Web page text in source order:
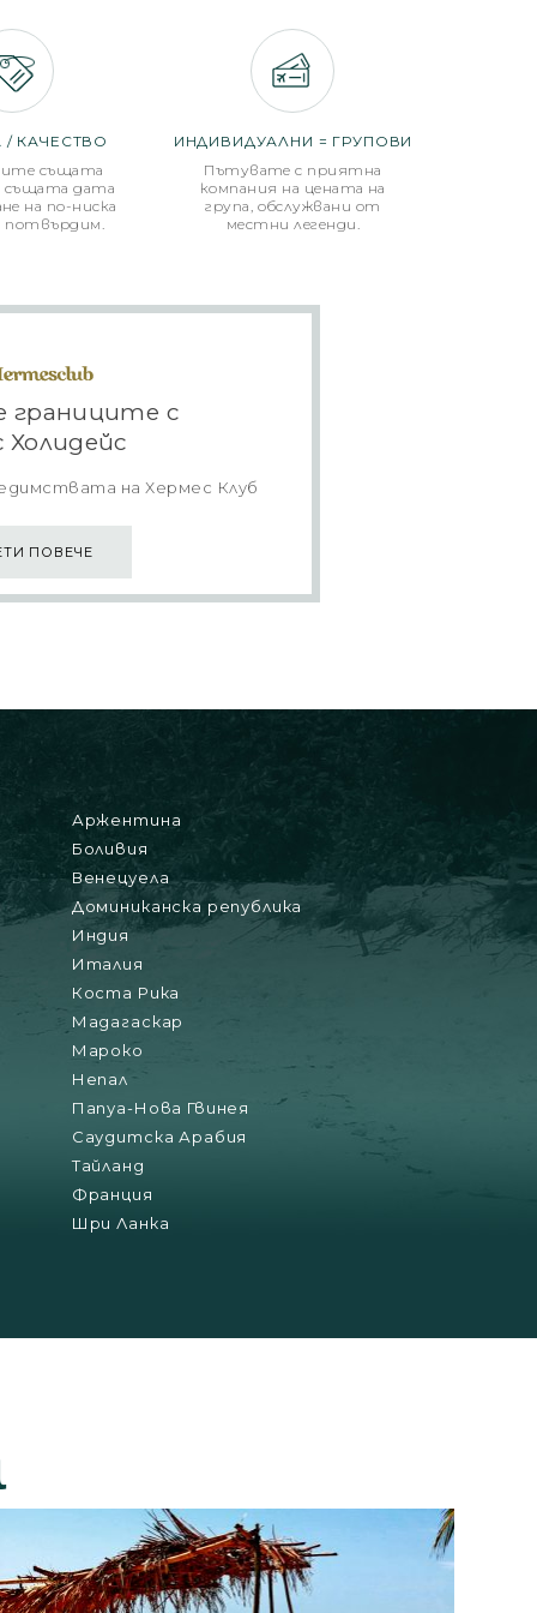
/ КАЧЕСТВО
същата
същата дата
на по-ниска
потвърдим.
ИНДИВИДУАЛНИ = ГРУПОВИ
Пътувате с приятна
компания на цената на
група, обслужвани от
местни легенди.
границите с
Холидейс
на Хермес Клуб
ПОВЕЧЕ
Аржентина
Боливия
Венецуела
Доминиканска република
Индия
Италия
Коста Рика
Мадагаскар
Мароко
Непал
Папуа-Нова Гвинея
Саудитска Арабия
Тайланд
Франция
Шри Ланка